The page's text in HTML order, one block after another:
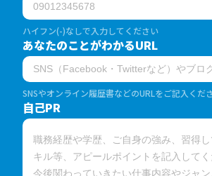
ハイフン(-)なしで入力してください
あなたのことがわかるURL
SNSやオンライン履歴書などのURLをご記入くだ
自己PR